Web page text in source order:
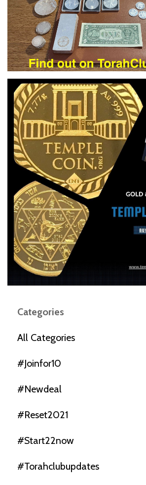
Categories
All Categories
#joinfor10
#newdeal
#reset2021
#start22now
#torahclubupdates